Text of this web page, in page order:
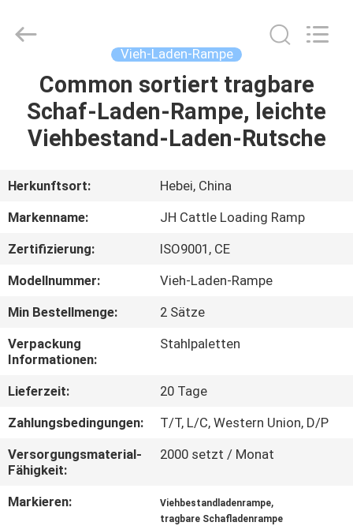
HAUS
PRODUKTE
ÜBER
UNS
FABRIK-
AUSFLUG
QUALITÄTSKONTROLLE
TRETEN
SIE
MIT
UNS
IN
Vieh-Laden-Rampe
Common sortiert tragbare
Schaf-Laden-Rampe, leichte
Viehbestand-Laden-Rutsche
Herkunftsort:
Hebei, China
Markenname:
JH Cattle Loading Ramp
Zertifizierung:
ISO9001, CE
Modellnummer:
Vieh-Laden-Rampe
Min Bestellmenge:
2 Sätze
Verpackung
Informationen:
Stahlpaletten
Lieferzeit:
20 Tage
Zahlungsbedingungen:
T/T, L/C, Western Union, D/P
Versorgungsmaterial-
Fähigkeit:
2000 setzt / Monat
Markieren: Viehbestandladenrampe,
tragbare Schafladenrampe